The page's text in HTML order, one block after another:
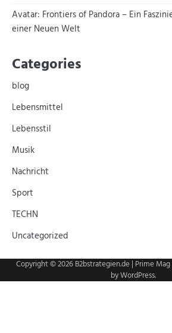
Avatar: Frontiers of Pandora – Ein
einer Neuen Welt
Categories
blog
Lebensmittel
Lebensstil
Musik
Nachricht
Sport
TECHN
Uncategorized
Copyright © 2026B2bstrategien.de | Prime
byWordPress.